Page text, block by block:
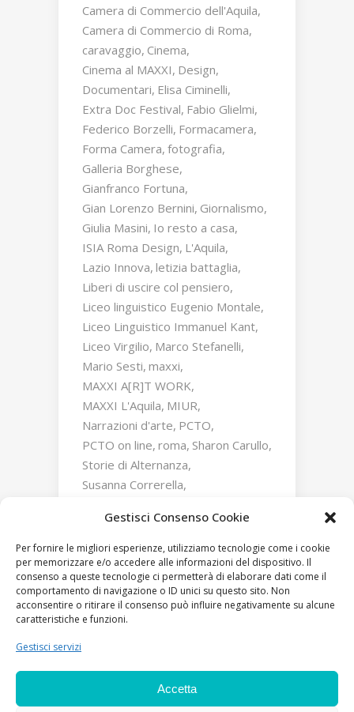
Gestisci Consenso Cookie
Per fornire le migliori esperienze, utilizziamo tecnologie come i cookie
per memorizzare e/o accedere alle informazioni del dispositivo. Il
consenso a queste tecnologie ci permetterà di elaborare dati come il
comportamento di navigazione o ID unici su questo sito. Non
acconsentire o ritirare il consenso può influire negativamente su alcune
caratteristiche e funzioni.
Gestisci servizi
Accetta
Camera di Commercio dell'Aquila
Camera di Commercio di Roma
caravaggio Cinema
Cinema al MAXXI Design
Documentari Elisa Ciminelli
Extra Doc Festival Fabio Glielmi
Federico Borzelli Formacamera
Forma Camera fotografia
Galleria Borghese
Gianfranco Fortuna
Gian Lorenzo Bernini Giornalismo
Giulia Masini Io resto a casa
ISIA Roma Design L'Aquila
Lazio Innova letizia battaglia
Liberi di uscire col pensiero
Liceo linguistico Eugenio Montale
Liceo Linguistico Immanuel Kant
Liceo Virgilio Marco Stefanelli
Mario Sesti maxxi
MAXXI A[R]T WORK
MAXXI L'Aquila MIUR
Narrazioni d'arte PCTO
PCTO on line roma Sharon Carullo
Storie di Alternanza
Susanna Correrella
William Kentridge Zaha Hadid